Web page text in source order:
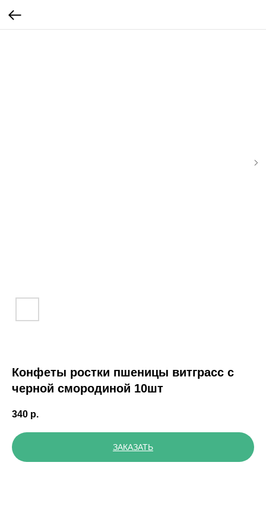
Конфеты ростки пшеницы витграсс с
черной смородиной 10шт
340 р.
ЗАКАЗАТЬ